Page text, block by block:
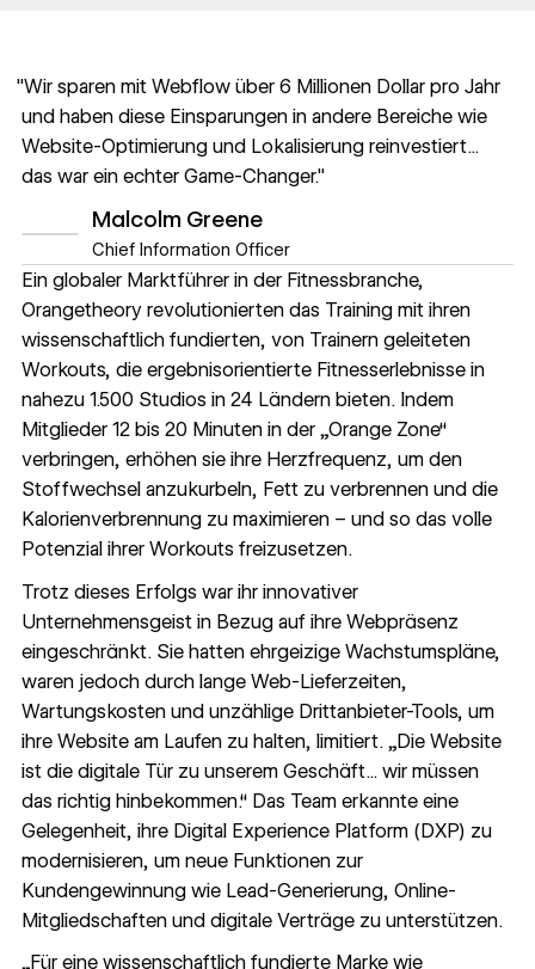
"Wir sparen mit Webflow über 6 Millionen Dollar pro Jahr
und haben diese Einsparungen in andere Bereiche wie
Website-Optimierung und Lokalisierung reinvestiert...
das war ein echter Game-Changer."
Malcolm Greene
Chief Information Officer
Ein globaler Marktführer in der Fitnessbranche,
Orangetheoryrevolutionierten das Training mit ihren
wissenschaftlich fundierten, von Trainern geleiteten
Workouts, die ergebnisorientierte Fitnesserlebnisse in
nahezu 1.500 Studios in 24 Ländern bieten. Indem
Mitglieder 12 bis 20 Minuten in der „Orange Zone“
verbringen, erhöhen sie ihre Herzfrequenz, um den
Stoffwechsel anzukurbeln, Fett zu verbrennen und die
Kalorienverbrennung zu maximieren – und so das volle
Potenzial ihrer Workouts freizusetzen.
Trotz dieses Erfolgs war ihr innovativer
Unternehmensgeist in Bezug auf ihre Webpräsenz
eingeschränkt. Sie hatten ehrgeizige Wachstumspläne,
waren jedoch durch lange Web-Lieferzeiten,
Wartungskosten und unzählige Drittanbieter-Tools, um
ihre Website am Laufen zu halten, limitiert. „Die Website
ist die digitale Tür zu unserem Geschäft... wir müssen
das richtig hinbekommen.“ Das Team erkannte eine
Gelegenheit, ihre Digital Experience Platform (DXP) zu
modernisieren, um neue Funktionen zur
Kundengewinnung wie Lead-Generierung, Online-
Mitgliedschaften und digitale Verträge zu unterstützen.
„Für eine wissenschaftlich fundierte Marke wie